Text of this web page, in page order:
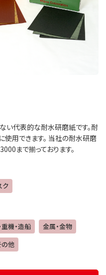
い代表的な耐水研磨紙です。耐
使用できます。 当社の耐水研磨
まで揃っております。
ク
重機・造船
金属・金物
の他